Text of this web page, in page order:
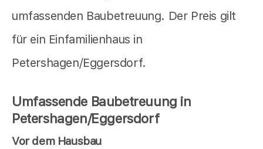
umfassenden Baubetreuung. Der Preis gilt
für ein Einfamilienhaus in
Petershagen/Eggersdorf.
Umfassende Baubetreuung in
Petershagen/Eggersdorf
Vor dem Hausbau